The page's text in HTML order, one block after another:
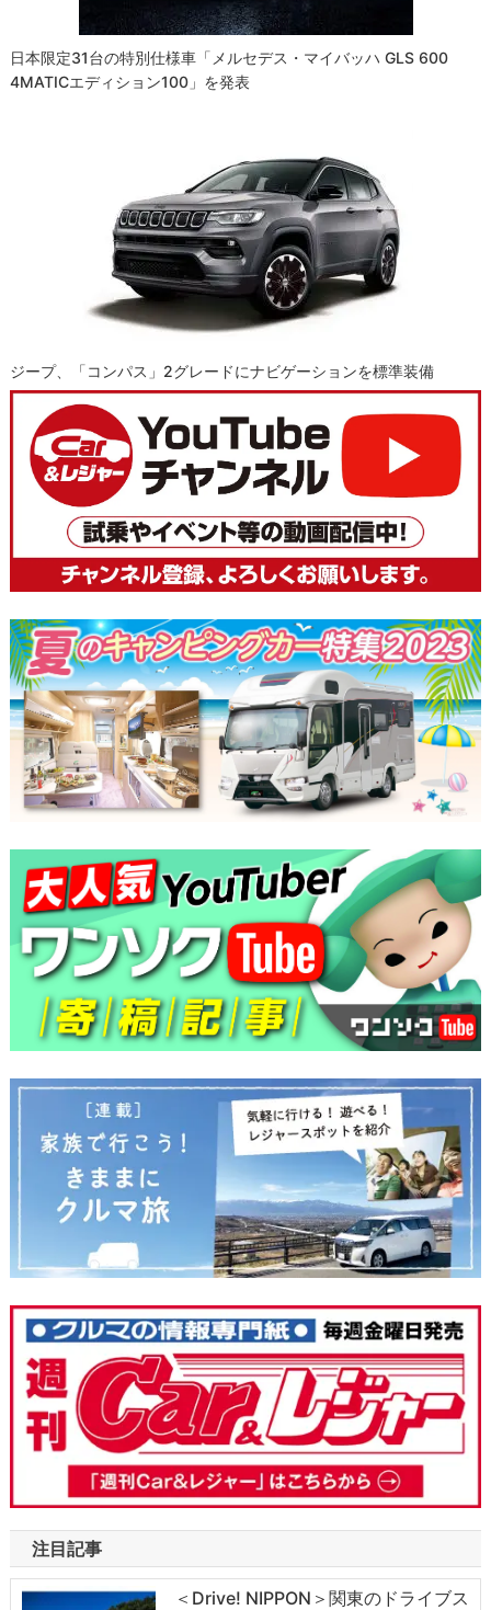
日本限定31台の特別仕様車「メルセデス・マイバッハ GLS 600
4MATICエディション100」を発表
ジープ、「コンパス」2グレードにナビゲーションを標準装備
注目記事
＜Drive! NIPPON＞関東のドライブス